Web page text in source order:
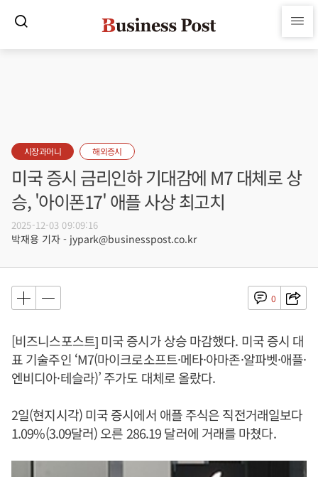
시장과머니 해외증시
미국 증시 금리인하 기대감에 M7 대체로 상
승, '아이폰17' 애플 사상 최고치
2025-12-03 09:09:16
박재용 기자 - jypark@businesspost.co.kr
0
[비즈니스포스트] 미국 증시가 상승 마감했다. 미국 증시 대
표 기술주인 ‘M7(마이크로소프트·메타·아마존·알파벳·애플·
엔비디아·테슬라)’ 주가도 대체로 올랐다.
2일(현지시각) 미국 증시에서 애플 주식은 직전거래일보다
1.09%(3.09달러) 오른 286.19 달러에 거래를 마쳤다.